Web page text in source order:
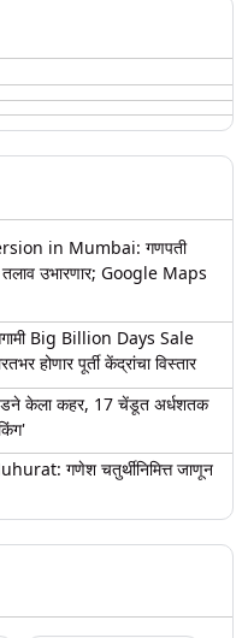
in Mumbai: गणपती
तलाव उभारणार; Google Maps
Big Billion Days Sale
होणार पूर्ती केंद्रांचा विस्तार
केला कहर, 17 चेंडूत अर्धशतक
गणेश चतुर्थीनिमित्त जाणून